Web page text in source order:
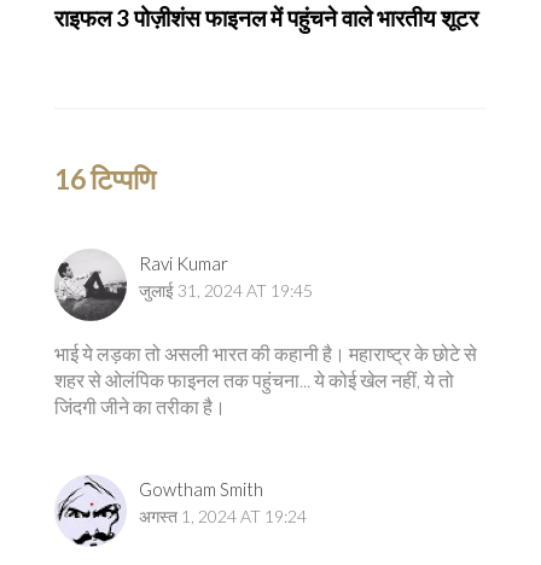
राइफल 3 पोज़ीशंस फाइनल में पहुंचने वाले भारतीय शूटर
16 टिप्पणि
Ravi Kumar
जुलाई 31, 2024 AT 19:45
भाई ये लड़का तो असली भारत की कहानी है। महाराष्ट्र के छोटे से
शहर से ओलंपिक फाइनल तक पहुंचना... ये कोई खेल नहीं, ये तो
जिंदगी जीने का तरीका है।
Gowtham Smith
अगस्त 1, 2024 AT 19:24